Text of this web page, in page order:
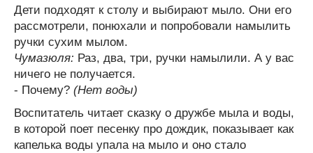
Дети подходят к столу и выбирают мыло. Они его
рассмотрели, понюхали и попробовали намылить
ручки сухим мылом.
Чумазюля: Раз, два, три, ручки намылили. А у вас
ничего не получается.
- Почему? (Нет воды)
Воспитатель читает сказку о дружбе мыла и воды,
в которой поет песенку про дождик, показывает как
капелька воды упала на мыло и оно стало